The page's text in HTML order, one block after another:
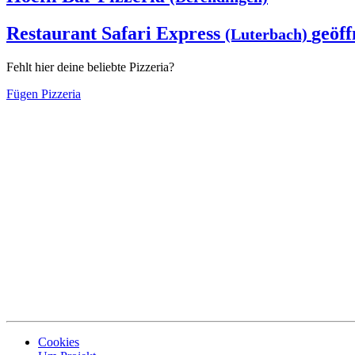
Restaurant Safari Express (Luterbach)
Fehlt hier deine beliebte Pizzeria?
Fügen Pizzeria
Cookies